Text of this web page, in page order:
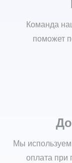
Команда
поможет
Мы используем
оплата при